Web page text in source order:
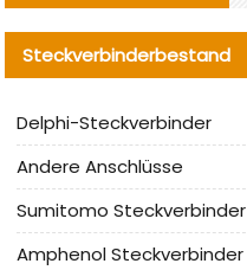
Steckverbinderbestand
Delphi-Steckverbinder
Andere Anschlüsse
Sumitomo Steckverbinder
Amphenol Steckverbinder